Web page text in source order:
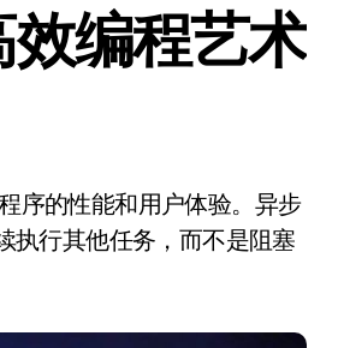
编程艺术
执行其他任务，而不是阻塞